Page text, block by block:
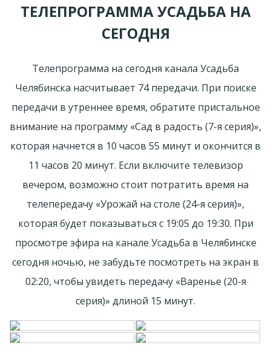
ТЕЛЕПРОГРАММА УСАДЬБА НА
СЕГОДНЯ
Телепрограмма на сегодня канала Усадьба
Челябинска насчитывает 74 передачи. При поиске
передачи в утреннее время, обратите пристальное
внимание на программу «Сад в радость (7-я серия)»,
которая начнется в 10 часов 55 минут и окончится в
11 часов 20 минут. Если включите телевизор
вечером, возможно стоит потратить время на
телепередачу «Урожай на столе (24-я серия)»,
которая будет показываться с 19:05 до 19:30. При
просмотре эфира на канале Усадьба в Челябинске
сегодня ночью, не забудьте посмотреть на экран в
02:20, чтобы увидеть передачу «Варенье (20-я
серия)» длиной 15 минут.